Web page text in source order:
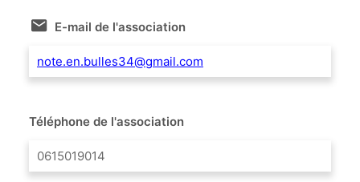
E-mail de l'association
note.en.bulles34@gmail.com
Téléphone de l'association
0615019014